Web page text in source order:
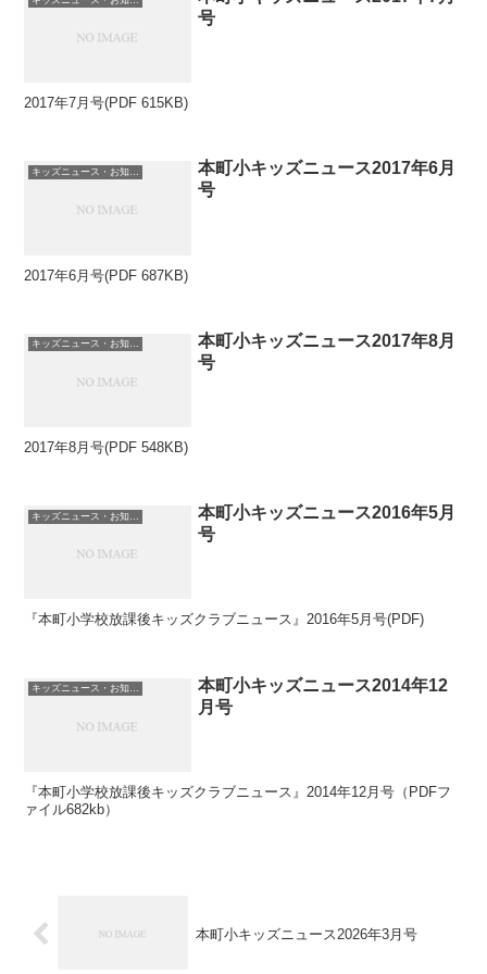
号
2017年7月号(PDF 615KB)
本町小キッズニュース2017年6月
号
2017年6月号(PDF 687KB)
キッズニュース・お知らせ
本町小キッズニュース2017年8月
号
2017年8月号(PDF 548KB)
本町小キッズニュース2016年5月
号
『本町小学校放課後キッズクラブニュース』2016年5月号(PDF)
キッズニュース・お知らせ
本町小キッズニュース2014年12
月号
『本町小学校放課後キッズクラブニュース』2014年12月号（PDFフ
ァイル682kb）
本町小キッズニュース2026年3月号